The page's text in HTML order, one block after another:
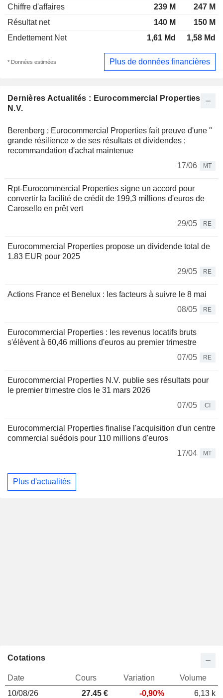
Dernières Actualités : Eurocommercial Properties
N.V.
Berenberg : Eurocommercial Properties fait preuve d'une "
grande résilience » de ses résultats et dividendes ;
recommandation d'achat maintenue
17/06
MT
Rpt-Eurocommercial Properties signe un accord pour
convertir la facilité de crédit de 199,3 millions d'euros de
Carosello en prêt vert
29/05
RE
Eurocommercial Properties propose un dividende total de
1.83 EUR pour 2025
29/05
RE
Actions France et Benelux : les facteurs à suivre le 8 mai
08/05
RE
Eurocommercial Properties : les revenus locatifs bruts
s'élèvent à 60,46 millions d'euros au premier trimestre
07/05
RE
Eurocommercial Properties N.V. publie ses résultats pour
le premier trimestre clos le 31 mars 2026
07/05
CI
Eurocommercial Properties finalise l'acquisition d'un centre
commercial suédois pour 110 millions d'euros
17/04
MT
Plus d'actualités
Chiffre d'affaires
239 M
247 M
Résultat net
140 M
150 M
Endettement Net
1,61 Md 1,58 Md
* Données estimées Plus de données financières
Cotations
Date Cours Variation
Volume
10/08/26
27.45 € -0,90%
6,13 k